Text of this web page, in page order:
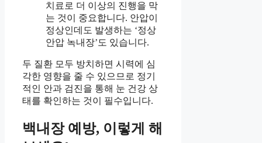
치료로 더 이상의 진행을 막
는 것이 중요합니다. 안압이
정상인데도 발생하는 ‘정상
안압 녹내장’도 있습니다.
두 질환 모두 방치하면 시력에 심
각한 영향을 줄 수 있으므로 정기
적인 안과 검진을 통해 눈 건강 상
태를 확인하는 것이 필수입니다.
백내장 예방, 이렇게 해